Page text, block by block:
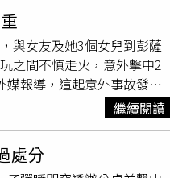
二截式霰彈獵槍1把及多
扣扳機朝張男射擊，導致張男
，還將自製槍枝1把、子彈
截式霰彈獵槍1把、土造長
。而26日上午也在河床草叢
刑法過失致死、槍砲彈藥刀
證之虞向基隆地方法院聲
與女友及她3個女兒到彭薩
之間不慎走火，意外擊中2
報導，這起意外事故發生
女童，以及2歲的雙胞胎女
手槍隨意留在櫥櫃內。8歲男
還造成一名2歲女童中彈受
方也透露，蘭道爾在意外
繼續閱讀
處分